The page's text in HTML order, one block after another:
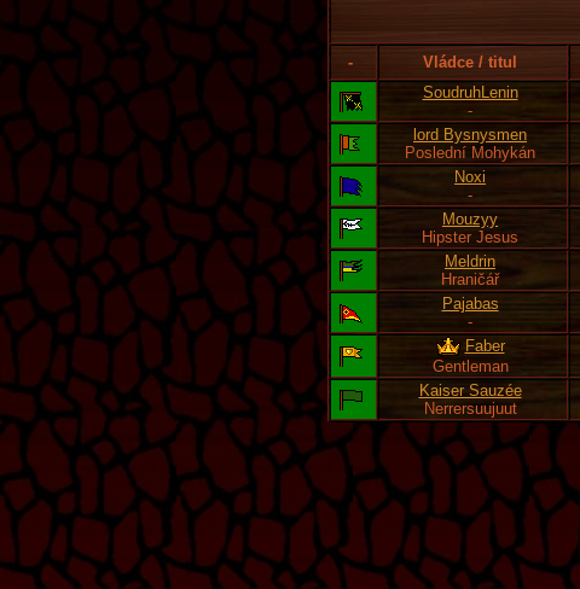
- Vládce / titul
SoudruhLenin
-
lord Bysnysmen
Poslední Mohykán
Noxi
-
Mouzyy
Hipster Jesus
Meldrin
Hraničář
Pajabas
-
Faber
Gentleman
Kaiser Sauzée
Nerrersuujuut